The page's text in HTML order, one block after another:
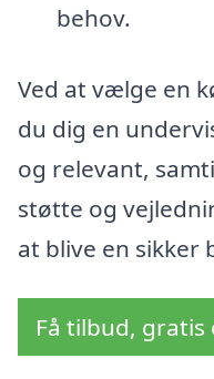
behov.
Ved at vælge en
du dig en
og relevant,
støtte og
at blive en sikker
Få tilbud,